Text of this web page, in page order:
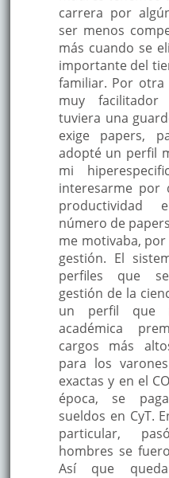
carrera por
ser menos
más cuando se
importante del
familiar. Por
muy
tuviera una
exige papers,
adopté un perfil
mi
interesarme por
productividad
número de
me motivaba,
gestión. El
perfiles que
gestión de la
un perfil que
académica
cargos más
para los
exactas y en el
época, se
sueldos en CyT.
particular,
hombres se
Así que